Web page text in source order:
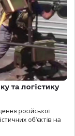
та логістику
російської
об’єктів на